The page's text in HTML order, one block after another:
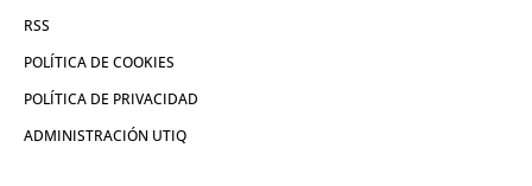
RSS
POLÍTICA DE COOKIES
POLÍTICA DE PRIVACIDAD
ADMINISTRACIÓN UTIQ